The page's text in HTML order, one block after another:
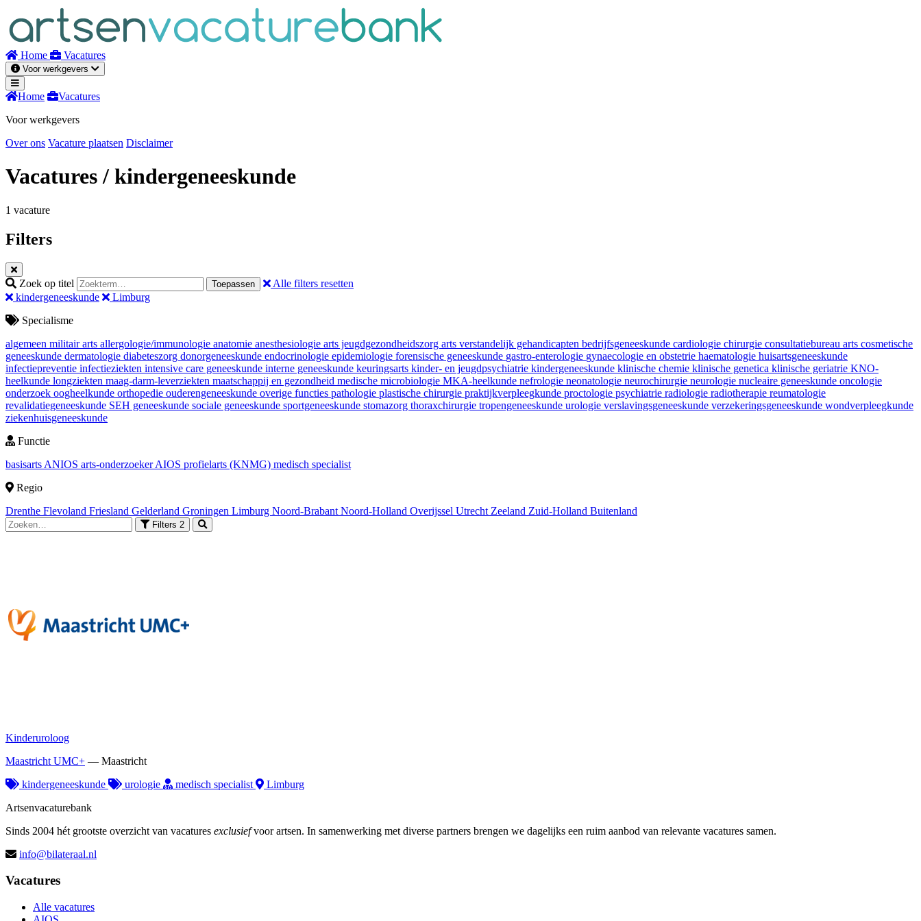
inhoud
Home Vacatures
Voor werkgevers
Home
Vacatures
Voor werkgevers
Over ons Vacature plaatsen Disclaimer
Vacatures/ kindergeneeskunde
1 vacature
Filters
Zoek op titel Toepassen
Alle filters resetten
kindergeneeskunde
Limburg
Specialisme
algemeen militair arts allergologie/immunologie anatomie anesthesiologie arts jeugdgezondheidszorg arts verstandelijk gehandicapten bedrijfsgeneeskunde cardiologie chirurgie consultatiebureau arts cosmetische
geneeskunde dermatologie diabeteszorg donorgeneeskunde endocrinologie epidemiologie forensische geneeskunde gastro-enterologie gynaecologie en obstetrie haematologie huisartsgeneeskunde
infectiepreventie infectieziekten intensive care geneeskunde interne geneeskunde keuringsarts kinder- en jeugdpsychiatrie kindergeneeskunde klinische chemie klinische genetica klinische geriatrie KNO-
heelkunde longziekten maag-darm-leverziekten maatschappij en gezondheid medische microbiologie MKA-heelkunde nefrologie neonatologie neurochirurgie neurologie nucleaire geneeskunde oncologie
onderzoek oogheelkunde orthopedie ouderengeneeskunde overige functies pathologie plastische chirurgie praktijkverpleegkunde proctologie psychiatrie radiologie radiotherapie reumatologie
revalidatiegeneeskunde SEH geneeskunde sociale geneeskunde sportgeneeskunde stomazorg thoraxchirurgie tropengeneeskunde urologie verslavingsgeneeskunde verzekeringsgeneeskunde wondverpleegkunde
ziekenhuisgeneeskunde
Functie
basisarts ANIOS arts-onderzoekerAIOS profielarts (KNMG) medisch specialist
Regio
Drenthe Flevoland Friesland Gelderland Groningen Limburg Noord-Brabant Noord-Holland Overijssel Utrecht Zeeland Zuid-Holland Buitenland
Filters 2
Kinderuroloog
Maastricht UMC+ — Maastricht
kindergeneeskunde
urologie medisch specialist
Limburg
Artsenvacaturebank
Sinds 2004 hét grootste overzicht van vacatures exclusiefvoor artsen. In samenwerking met diverse partners brengen we dagelijks een ruim aanbod van relevante vacatures samen.
info@bilateraal.nl
Vacatures
Alle vacatures